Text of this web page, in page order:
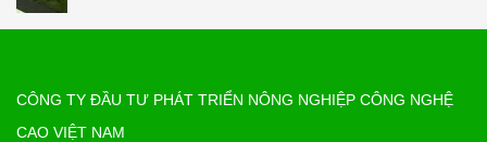
CÔNG TY ĐẦU TƯ PHÁT TRIỂN NÔNG NGHIỆP CÔNG NGHỆ
CAO VIỆT NAM